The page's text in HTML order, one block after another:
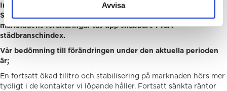
Avvisa
Index och presenteras varje kvartal under året av
Städbranschen Sverige. Detta gör att omvärlden och
marknadens förändringar tas upp snabbare i vårt
städbranschindex.
Vår bedömning till förändringen under den aktuella perioden
är;
En fortsatt ökad tilltro och stabilisering på marknaden hörs mer
tydligt i de kontakter vi löpande håller. Fortsatt sänkta räntor